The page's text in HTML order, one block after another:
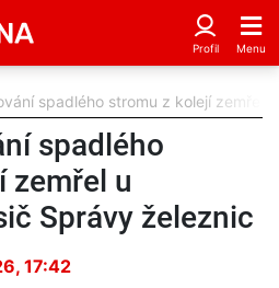
spadlého stromu z kolejí zemřel
spadlého
zemřel u
Správy železnic
17:42